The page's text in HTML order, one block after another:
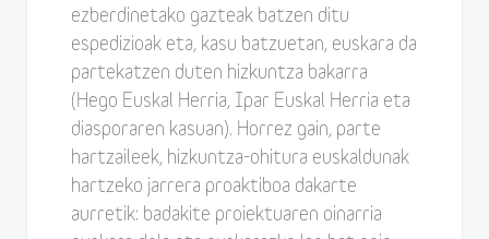
ezberdinetako gazteak batzen ditu
espedizioak eta, kasu batzuetan, euskara da
partekatzen duten hizkuntza bakarra
(Hego Euskal Herria, Ipar Euskal Herria eta
diasporaren kasuan). Horrez gain, parte
hartzaileek, hizkuntza-ohitura euskaldunak
hartzeko jarrera proaktiboa dakarte
aurretik: badakite proiektuaren oinarria